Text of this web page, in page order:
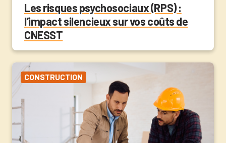
Les risques psychosociaux (RPS) :
l’impact silencieux sur vos coûts de
CNESST
CONSTRUCTION